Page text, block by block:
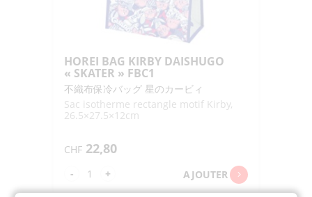
HOREI BAG KIRBY DAISHUGO
« SKATER » FBC1
不織布保冷バッグ 星のカービィ
Sac isotherme rectangle motif Kirby,
26.5×27.5×12cm
CHF 22,80
-
quantité
de
+ AJOUTER